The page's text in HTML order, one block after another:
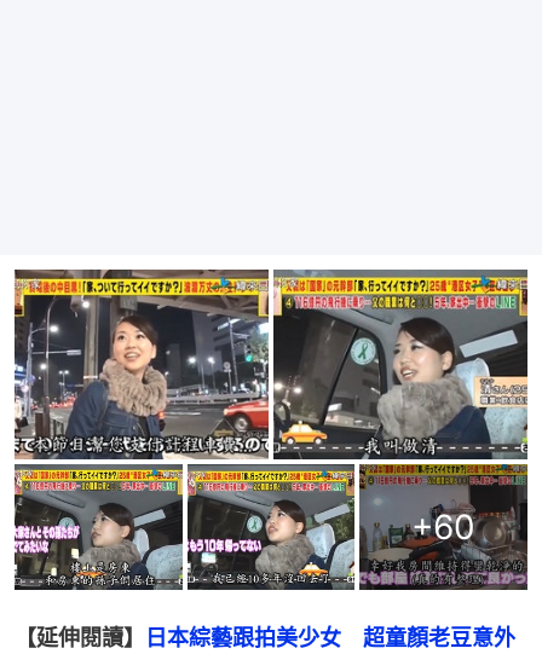
+60
【延伸閱讀】 日本綜藝跟拍美少女　超童顏老豆意外